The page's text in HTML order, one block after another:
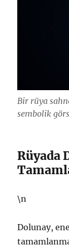
Bir rüya
sembolik
Rüyada
\n
Dolunay,